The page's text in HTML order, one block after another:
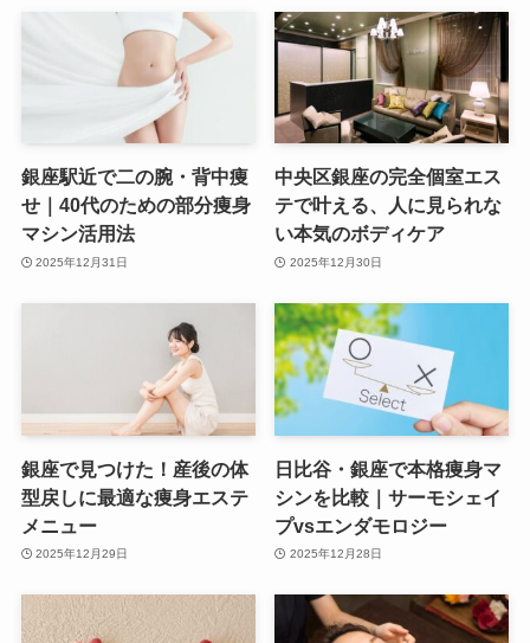
銀座駅近で二の腕・背中痩
せ｜40代のための部分痩身
マシン活用法
2025年12月31日
中央区銀座の完全個室エス
テで叶える、人に見られな
い本気のボディケア
2025年12月30日
銀座で見つけた！産後の体
型戻しに最適な痩身エステ
メニュー
2025年12月29日
日比谷・銀座で本格痩身マ
シンを比較｜サーモシェイ
プvsエンダモロジー
2025年12月28日